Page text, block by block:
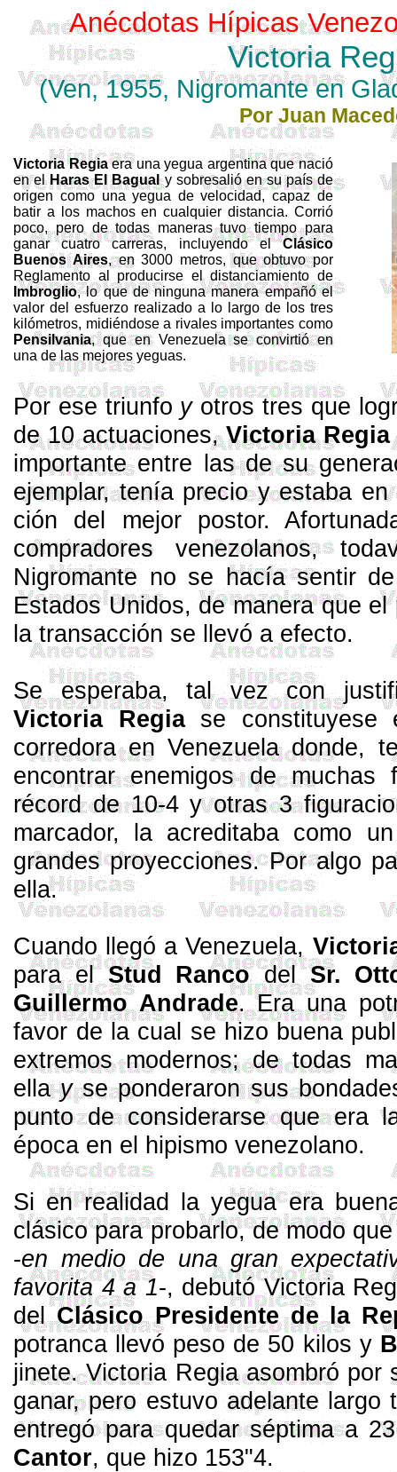
Anécdotas Hípicas
Victoria
(Ven, 1955, Nigromante en
Por Juan
Victoria Regiaera una yegua argentina que nació
en elHaras El Bagualy sobresalió en su país de
origen como una yegua de velocidad, ca­paz de
batir a los machos en cual­quier distancia. Corrió
poco, pero de todas mane­ras tuvo tiempo para
ganar cua­tro carreras, incluyendo elClási­co
Buenos Aires, en3000 metros, que obtuvo por
Re­glamento al producirse el distanciamiento de
Imbroglio, lo que de ninguna manera empañó el
va­lor del esfuerzo realizado a lo lar­go de los tres
kilómetros, midién­dose a rivales importantes como
Pensilvania, que en Venezuela se convirtió en
una de las mejores yeguas.
Por ese triunfo yotros tres que
de 10 actuaciones,Victoria Regia
importante en­tre las de su
ejemplar, tenía precio y estaba
ción del mejor postor.
comprado­res venezolanos,
Nigromante no se ha­cía sentir
Estados Unidos, de manera que
la tran­sacción se llevó a efecto.
Se esperaba, tal vez con
Victoria Re­giase constituyese
corredora en Venezuela donde,
en­contrar enemigos de muchas
récord de 10-4 y otras 3
marcador, la acreditaba como
grandes proyecciones. Por algo
ella.
Cuando llegó a Venezuela,
para elStud RancodelSr.
Guiller­mo Andrade. Era una
favor de la cual se hizo buena
extremos modernos; de to­das
ellayse ponderaron sus
punto de consi­derarse que era
época en el hipismo venezolano.
Si en realidad la yegua era
clásico pa­ra probarlo, de modo
-en medio de una gran
favorita4 a1-, debutó Vic­toria
delClásico Presidente dela Re
potranca lle­vó peso de 50 kilos y
jinete. Victoria Regia asombró por
ganar, pero estuvo adelante largo
entregó para quedar séptima a
Cantor, que hizo 153"4.